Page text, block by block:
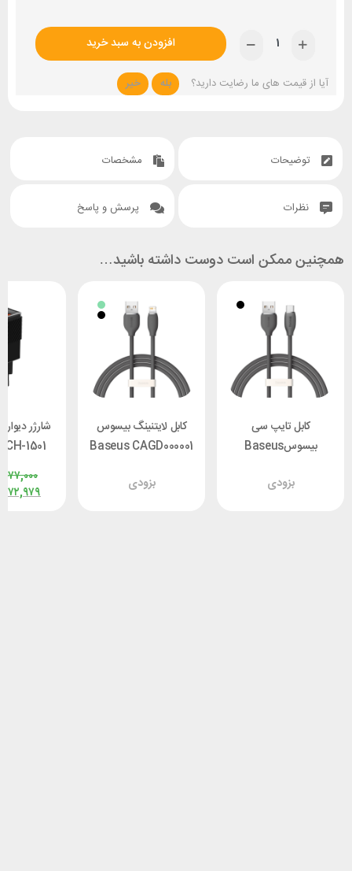
افزودن به سبد خرید
آیا از قیمت های ما رضایت دارید؟ بله خیر
توضیحات مشخصات
نظرات پرسش و پاسخ
همچنین ممکن است دوست داشته باشید…
کابل تایپ سی
بیسوسBaseus
وات طول 1.2 متر
بزودی
کابل لایتنینگ بیسوس
Baseus CAGD000001
متر
بزودی
شارژر
1501